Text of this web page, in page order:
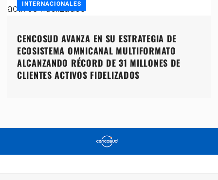
INTERNACIONALES
CENCOSUD AVANZA EN SU ESTRATEGIA DE
ECOSISTEMA OMNICANAL MULTIFORMATO
ALCANZANDO RÉCORD DE 31 MILLONES DE
CLIENTES ACTIVOS FIDELIZADOS